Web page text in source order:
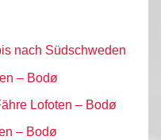
nach Südschweden
– Bodø
Lofoten – Bodø
– Bodø